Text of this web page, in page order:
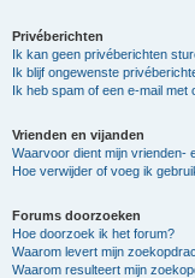
Privéberichten
Ik kan geen privéberichten
Ik blijf ongewenste
Ik heb spam of een e-mail met
Vrienden en vijanden
Waarvoor dient mijn vrienden-
Hoe verwijder of voeg ik
Forums doorzoeken
Hoe doorzoek ik het forum?
Waarom levert mijn
Waarom resulteert mijn